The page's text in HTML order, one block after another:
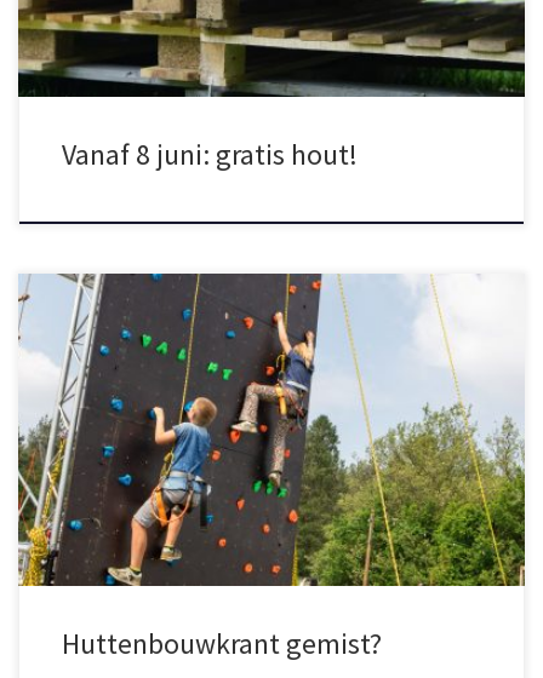
Vanaf 8 juni: gratis hout!
Lees ‘m hieronder!
Huttenbouwkrant gemist?